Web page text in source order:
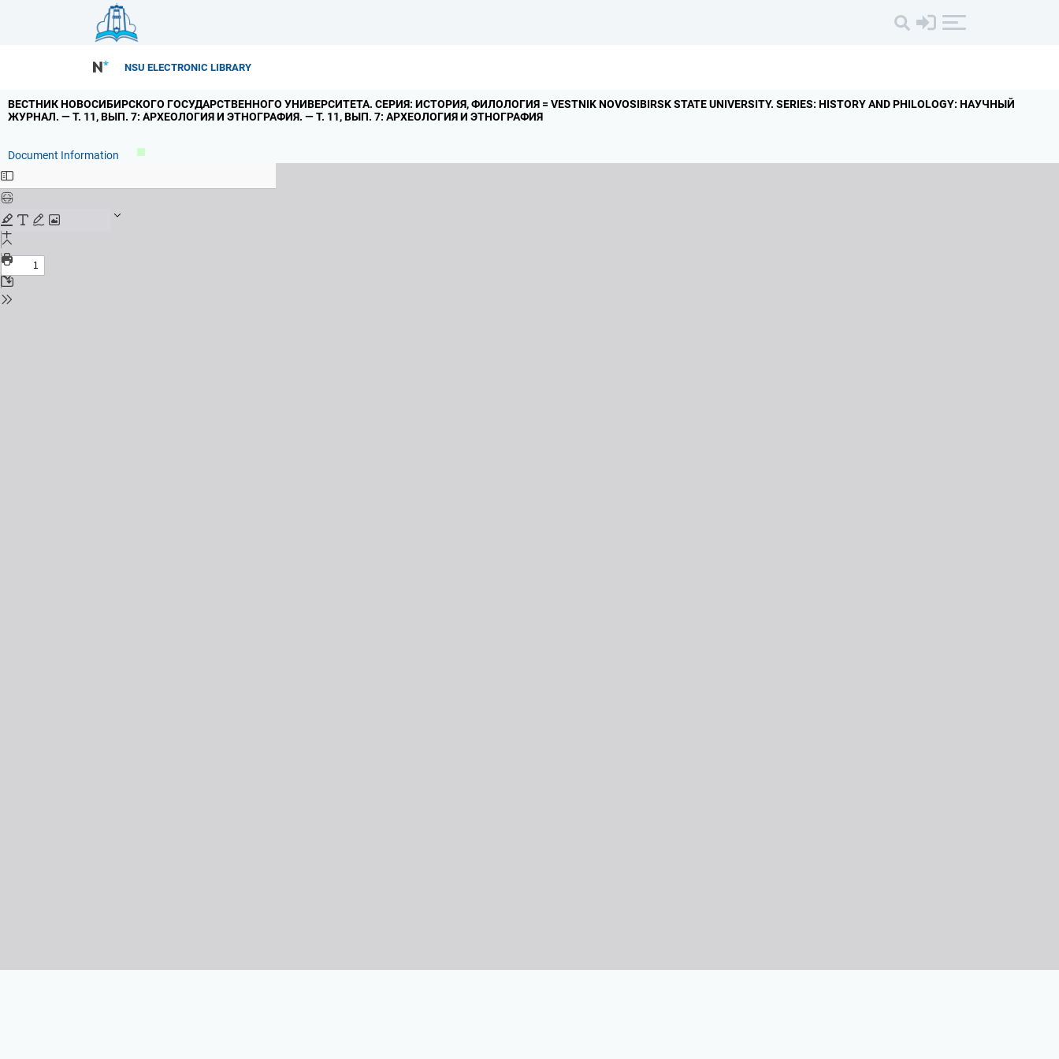
NSU ELECTRONIC LIBRARY
ВЕСТНИК НОВОСИБИРСКОГО ГОСУДАРСТВЕННОГО УНИВЕРСИТЕТА. СЕРИЯ: ИСТОРИЯ,ФИЛОЛОГИЯ = VESTNIK NOVOSIBIRSK STATE UNIVERSITY. SERIES: HISTORY AND PHILOLOGY: НАУЧНЫЙ
ЖУРНАЛ. — Т. 11,ВЫП. 7: АРХЕОЛОГИЯ И ЭТНОГРАФИЯ. — Т. 11,ВЫП. 7: АРХЕОЛОГИЯ И ЭТНОГРАФИЯ
Document Information